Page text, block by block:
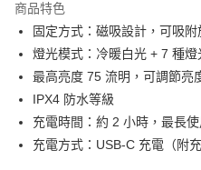
合作金庫商業銀行
華南商業銀行
上海商業儲蓄銀行
國泰世華商業銀行
臺灣中小企業銀行
匯豐（台灣）商業銀行
聯邦商業銀行
元大商業銀行
6 期 0 利率 每期
華南商業銀行
上海商業儲蓄銀行
國泰世華商業銀行
臺灣中小企業銀行
匯豐（台灣）商業銀行
LINE Pay
Apple Pay
ATM付款
商品特色
固定方式：磁吸設計，可吸
燈光模式：冷暖白光 + 7 種燈
最高亮度 75 流明，可調節亮
IPX4 防水等級
充電時間：約 2 小時，最長
充電方式：USB-C 充電（附充